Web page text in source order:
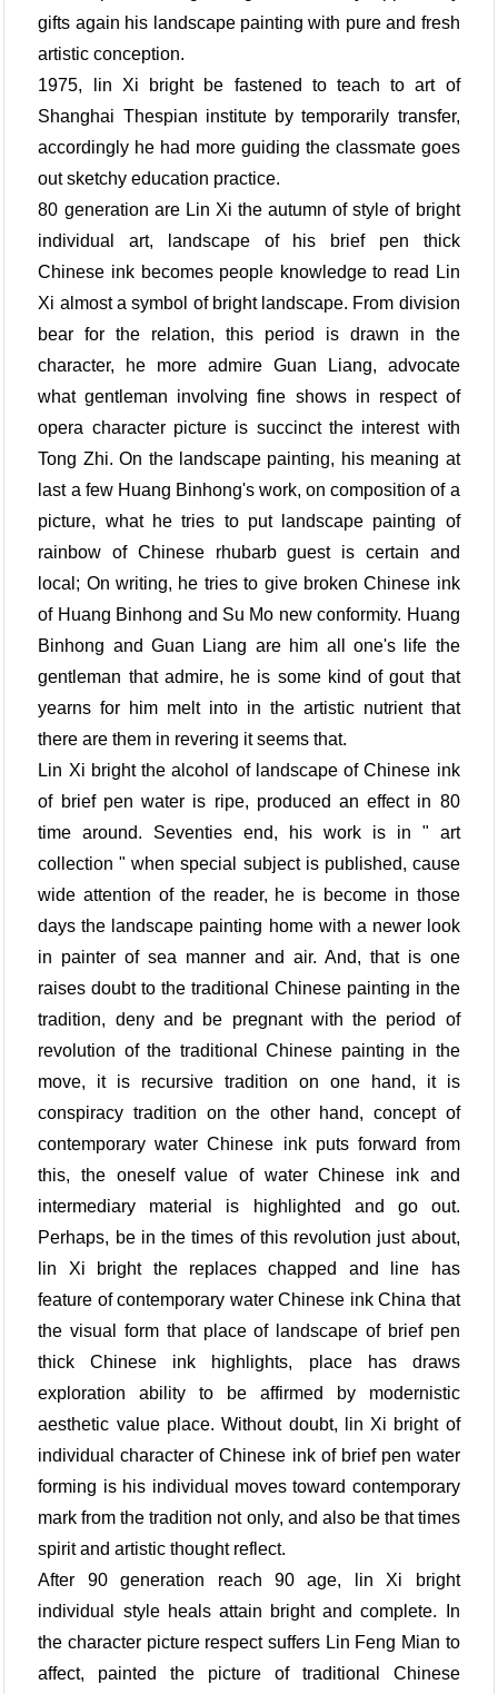
gifts again his landscape painting with pure and fresh
artistic conception.
1975, lin Xi bright be fastened to teach to art of
Shanghai Thespian institute by temporarily transfer,
accordingly he had more guiding the classmate goes
out sketchy education practice.
80 generation are Lin Xi the autumn of style of bright
individual art, landscape of his brief pen thick
Chinese ink becomes people knowledge to read Lin
Xi almost a symbol of bright landscape. From division
bear for the relation, this period is drawn in the
character, he more admire Guan Liang, advocate
what gentleman involving fine shows in respect of
opera character picture is succinct the interest with
Tong Zhi. On the landscape painting, his meaning at
last a few Huang Binhong's work, on composition of a
picture, what he tries to put landscape painting of
rainbow of Chinese rhubarb guest is certain and
local; On writing, he tries to give broken Chinese ink
of Huang Binhong and Su Mo new conformity. Huang
Binhong and Guan Liang are him all one's life the
gentleman that admire, he is some kind of gout that
yearns for him melt into in the artistic nutrient that
there are them in revering it seems that.
Lin Xi bright the alcohol of landscape of Chinese ink
of brief pen water is ripe, produced an effect in 80
time around. Seventies end, his work is in " art
collection " when special subject is published, cause
wide attention of the reader, he is become in those
days the landscape painting home with a newer look
in painter of sea manner and air. And, that is one
raises doubt to the traditional Chinese painting in the
tradition, deny and be pregnant with the period of
revolution of the traditional Chinese painting in the
move, it is recursive tradition on one hand, it is
conspiracy tradition on the other hand, concept of
contemporary water Chinese ink puts forward from
this, the oneself value of water Chinese ink and
intermediary material is highlighted and go out.
Perhaps, be in the times of this revolution just about,
lin Xi bright the replaces chapped and line has
feature of contemporary water Chinese ink China that
the visual form that place of landscape of brief pen
thick Chinese ink highlights, place has draws
exploration ability to be affirmed by modernistic
aesthetic value place. Without doubt, lin Xi bright of
individual character of Chinese ink of brief pen water
forming is his individual moves toward contemporary
mark from the tradition not only, and also be that times
spirit and artistic thought reflect.
After 90 generation reach 90 age, lin Xi bright
individual style heals attain bright and complete. In
the character picture respect suffers Lin Feng Mian to
affect, painted the picture of traditional Chinese